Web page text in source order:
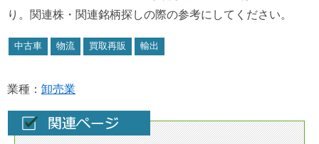
り。関連株・関連銘柄探しの際の参考にしてください。
中古車 物流 買取再販 輸出
業種： 卸売業